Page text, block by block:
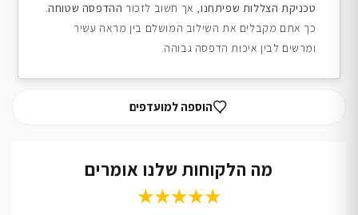
טכניקת הצללות שפיתחנו, אך חשוב לזכור ההדפסה שטוחה.
כך אתם מקבלים את השילוב המושלם בין מראה עשיר
ומרשים לבין איכות הדפסה גבוהה.
הוספה למועדפים
מה הלקוחות שלנו אומרים
★★★★★